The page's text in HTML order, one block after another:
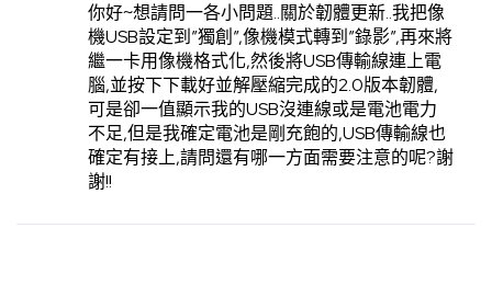
你好~想請問一各小問題..關於韌體更新..我把像
機USB設定到”獨創”,像機模式轉到”錄影”,再來將
繼一卡用像機格式化,然後將USB傳輸線連上電
腦,並按下下載好並解壓縮完成的2.0版本韌體,
可是卻一值顯示我的USB沒連線或是電池電力
不足,但是我確定電池是剛充飽的,USB傳輸線也
確定有接上,請問還有哪一方面需要注意的呢?謝
謝!!